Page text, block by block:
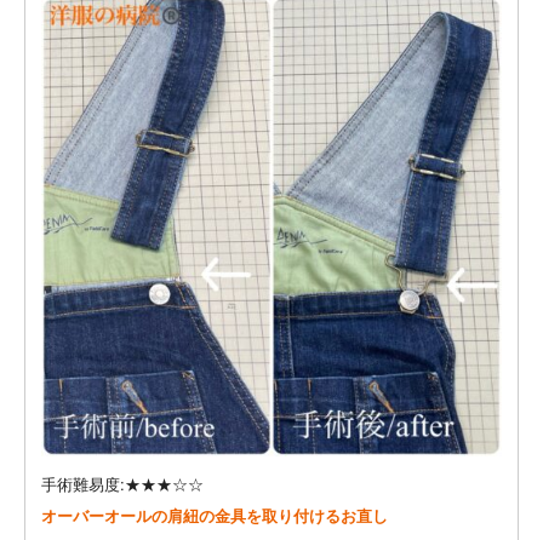
手術難易度:★★★☆☆
オーバーオールの肩紐の金具を取り付けるお直し